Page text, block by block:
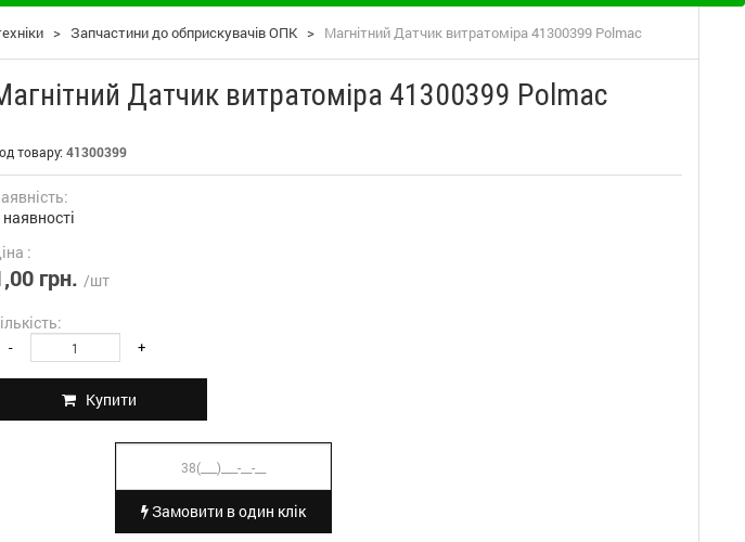
> Запчастини до обприскувачів ОПК > Магнітний Датчик витратоміра 41300399 Polmac
Датчик витратоміра 41300399 Polmac
товару: 41300399
:
грн. /шт
- +
Купити
Замовити в один клік